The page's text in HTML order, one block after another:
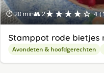
⏱ 20 min👥 2★★★★☆ 4
Stamppot rode bietjes
Avondeten & hoofdgerechten